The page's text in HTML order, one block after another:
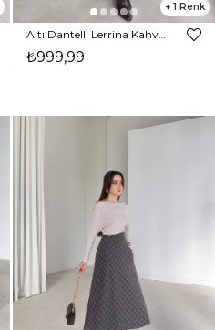
1
Altı Dantelli Lerrina Kahve Kadın Saten Etek 26K381
₺999,99